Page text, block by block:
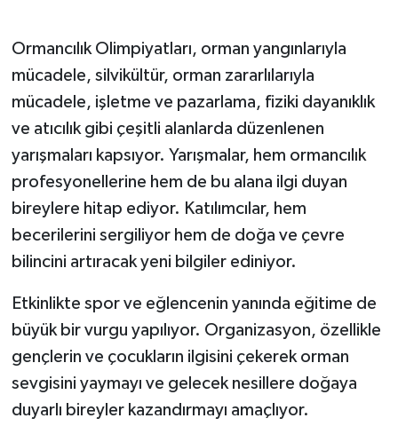
Ormancılık Olimpiyatları, orman yangınlarıyla
mücadele, silvikültür, orman zararlılarıyla
mücadele, işletme ve pazarlama, fiziki dayanıklık
ve atıcılık gibi çeşitli alanlarda düzenlenen
yarışmaları kapsıyor. Yarışmalar, hem ormancılık
profesyonellerine hem de bu alana ilgi duyan
bireylere hitap ediyor. Katılımcılar, hem
becerilerini sergiliyor hem de doğa ve çevre
bilincini artıracak yeni bilgiler ediniyor.
Etkinlikte spor ve eğlencenin yanında eğitime de
büyük bir vurgu yapılıyor. Organizasyon, özellikle
gençlerin ve çocukların ilgisini çekerek orman
sevgisini yaymayı ve gelecek nesillere doğaya
duyarlı bireyler kazandırmayı amaçlıyor.